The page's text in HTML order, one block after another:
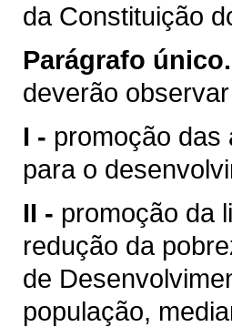
da Constituição
Parágrafo único.
deverão
I - promoção das
para o
II - promoção da
redução da
de
população,